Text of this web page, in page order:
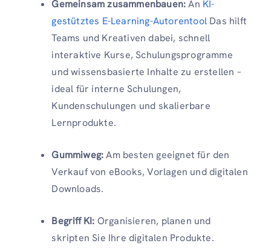
Gemeinsam zusammenbauen:An KI-
gestütztes E-Learning-Autorentool Das hilft
Teams und Kreativen dabei, schnell
interaktive Kurse, Schulungsprogramme
und wissensbasierte Inhalte zu erstellen –
ideal für interne Schulungen,
Kundenschulungen und skalierbare
Lernprodukte.
Gummiweg:Am besten geeignet für den
Verkauf von eBooks, Vorlagen und digitalen
Downloads.
Begriff KI: Organisieren, planen und
skripten Sie Ihre digitalen Produkte.